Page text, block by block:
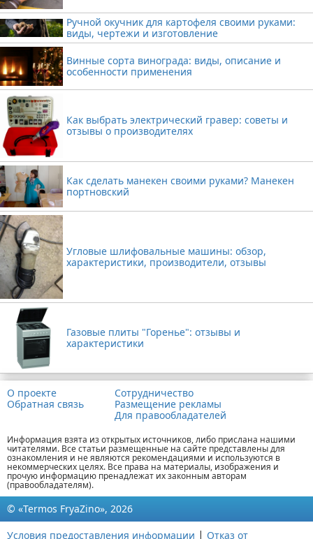
Ручной окучник для картофеля своими руками:
виды, чертежи и изготовление
Винные сорта винограда: виды, описание и
особенности применения
Как выбрать электрический гравер: советы и
отзывы о производителях
Как сделать манекен своими руками? Манекен
портновский
Угловые шлифовальные машины: обзор,
характеристики, производители, отзывы
Газовые плиты "Горенье": отзывы и
характеристики
О проекте
Обратная связь
Сотрудничество
Размещение рекламы
Для правообладателей
Информация взята из открытых источников, либо прислана нашими
читателями. Все статьи размещенные на сайте представлены для
ознакомления и не являются рекомендациями и используются в
некоммерческих целях. Все права на материалы, изображения и
прочую информацию пренадлежат их законным авторам
(правообладателям).
© «Termos FryaZino», 2026
Условия предоставления информации | Отказ от